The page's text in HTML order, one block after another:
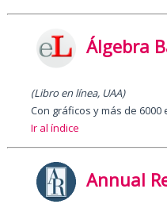
Álgebra
(Libro en línea, UAA)
Con gráficos y más de
Ir al índice
Annual